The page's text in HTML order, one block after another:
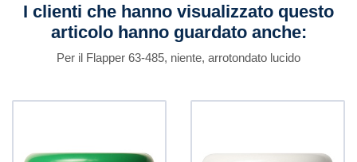
I clienti che hanno visualizzato questo
articolo hanno guardato anche:
Per il Flapper 63-485, niente, arrotondato lucido